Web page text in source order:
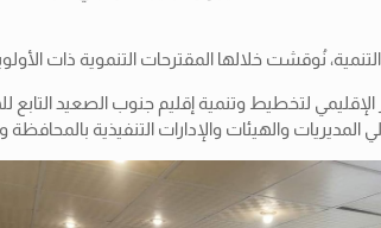
نُوقشت خلالها المقترحات التنموية ذات
لتخطيط وتنمية إقليم جنوب الصعيد التابع
والهيئات والإدارات التنفيذية